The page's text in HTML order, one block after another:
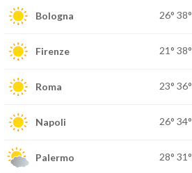
Bologna 26° 38°
Firenze 21° 38°
Roma 23° 36°
Napoli 26° 34°
Palermo 28° 31°